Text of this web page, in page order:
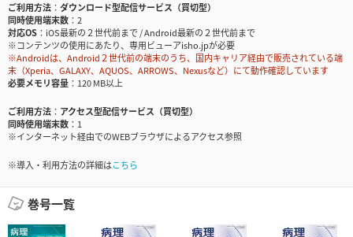
ご利用方法
ダウンロード型配信サービス（買切型）
同時使用端末数
2
対応OS
iOS最新の２世代前まで / Android最新の２世代前まで
※コンテンツの使用にあたり、専用ビューアisho.jpが必要
※Androidは、Android２世代前の端末のうち、国内キャリア経由で販売されている端
末（Xperia、GALAXY、AQUOS、ARROWS、Nexusなど）にて動作確認しています
必要メモリ容量
120 MB以上
ご利用方法
アクセス型配信サービス（買切型）
同時使用端末数
1
※インターネット経由でのWEBブラウザによるアクセス参照
※導入・利用方法の詳細はこちら
巻号一覧